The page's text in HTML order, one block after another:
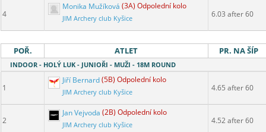
4
Monika Mužíková (3A) Odpolední kolo
JIM Archery club Kyšice 6.03 after 60
POŘ. ATLET PR. NA ŠÍP
INDOOR - HOLÝ LUK - JUNIOŘI - MUŽI - 18M ROUND
1
Jiří Bernard(5B) Odpolední kolo
JIM Archery club Kyšice 4.65 after 60
2
Jan Vejvoda (2B) Odpolední kolo
JIM Archery club Kyšice 4.52 after 60